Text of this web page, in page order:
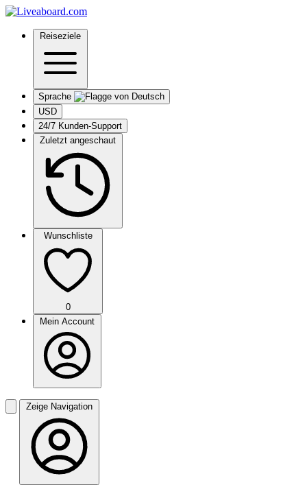
Reiseziele
Sprache
USD
24/7 Kunden-Support
Zuletzt angeschaut
Wunschliste
0
Mein Account
Zeige Navigation